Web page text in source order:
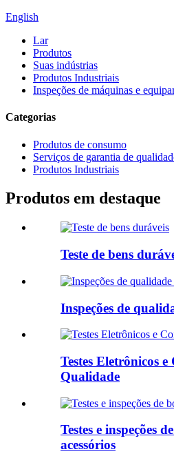
English
Lar
Produtos
Suas indústrias
Produtos Industriais
Inspeções de máquinas e
Categorias
Produtos de consumo
Serviços de garantia de
Produtos Industriais
Produtos em destaque
Teste de bens
Inspeções de
Testes Eletrônicos
Qualidade
Testes e inspeções
acessórios